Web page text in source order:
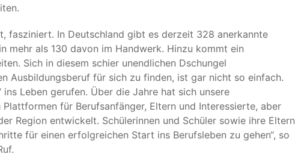
fasziniert. In Deutschland gibt es derzeit 328 anerkannte
mehr als 130 davon im Handwerk. Hinzu kommt ein
Sich in diesem schier unendlichen Dschungel
Ausbildungsberuf für sich zu finden, ist gar nicht so einfach.
Leben gerufen. Über die Jahre hat sich unsere
für Berufsanfänger, Eltern und Interessierte, aber
Region entwickelt. Schülerinnen und Schüler sowie ihre Eltern
für einen erfolgreichen Start ins Berufsleben zu gehen“, so